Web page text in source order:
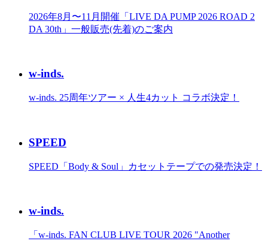
2026年8月〜11月開催「LIVE DA PUMP 2026 ROAD 2
DA 30th」一般販売(先着)のご案内
w-inds.
w-inds. 25周年ツアー × 人生4カット コラボ決定！
SPEED
SPEED「Body & Soul」カセットテープでの発売決定！
w-inds.
「w-inds. FAN CLUB LIVE TOUR 2026 "Another